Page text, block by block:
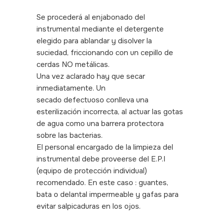
Se procederá al enjabonado del
instrumental mediante el detergente
elegido para ablandar y disolver la
suciedad, friccionando con un cepillo de
cerdas NO metálicas.
Una vez aclarado hay que secar
inmediatamente. Un
secado defectuoso conlleva una
esterilización incorrecta, al actuar las gotas
de agua como una barrera protectora
sobre las bacterias.
El personal encargado de la limpieza del
instrumental debe proveerse del E.P.I
(equipo de protección individual)
recomendado. En este caso : guantes,
bata o delantal impermeable y gafas para
evitar salpicaduras en los ojos.